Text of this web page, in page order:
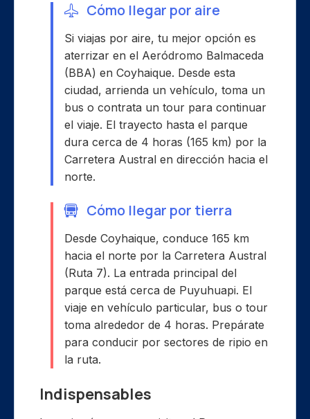
Cómo llegar por aire
Si viajas por aire, tu mejor opción es
aterrizar en el Aeródromo Balmaceda
(BBA) en Coyhaique. Desde esta
ciudad, arrienda un vehículo, toma un
bus o contrata un tour para continuar
el viaje. El trayecto hasta el parque
dura cerca de 4 horas (165 km) por la
Carretera Austral en dirección hacia el
norte.
Cómo llegar por tierra
Desde Coyhaique, conduce 165 km
hacia el norte por la Carretera Austral
(Ruta 7). La entrada principal del
parque está cerca de Puyuhuapi. El
viaje en vehículo particular, bus o tour
toma alrededor de 4 horas. Prepárate
para conducir por sectores de ripio en
la ruta.
Indispensables